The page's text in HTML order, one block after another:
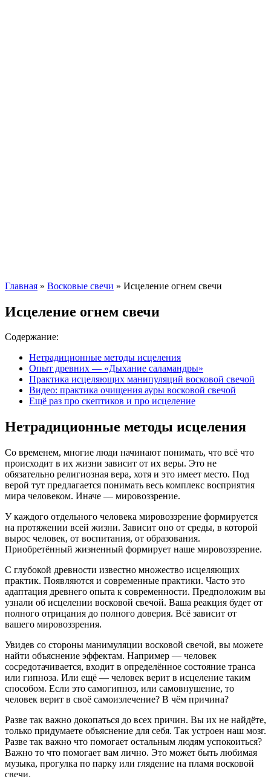
Главная » Восковые свечи » Исцеление огнем свечи
Исцеление огнем свечи
Содержание:
Нетрадиционные методы исцеления
Опыт древних — «Дыхание саламандры»
Практика исцеляющих манипуляций восковой свечой
Видео: практика очищения ауры восковой свечой
Ещё раз про скептиков и про исцеление
Нетрадиционные методы исцеления
Со временем, многие люди начинают понимать, что всё что
происходит в их жизни зависит от их веры. Это не
обязательно религиозная вера, хотя и это имеет место. Под
верой тут предлагается понимать весь комплекс восприятия
мира человеком. Иначе — мировоззрение.
У каждого отдельного человека мировоззрение формируется
на протяжении всей жизни. Зависит оно от среды, в которой
вырос человек, от воспитания, от образования.
Приобретённый жизненный формирует наше мировоззрение.
С глубокой древности известно множество исцеляющих
практик. Появляются и современные практики. Часто это
адаптация древнего опыта к современности. Предположим вы
узнали об исцелении восковой свечой. Ваша реакция будет от
полного отрицания до полного доверия. Всё зависит от
вашего мировоззрения.
Увидев со стороны манимуляции восковой свечой, вы можете
найти объяснение эффектам. Например — человек
сосредотачивается, входит в определённое состояние транса
или гипноза. Или ещё — человек верит в исцеление таким
способом. Если это самогипноз, или самовнушение, то
человек верит в своё самоизлечение? В чём причина?
Разве так важно докопаться до всех причин. Вы их не найдёте,
только придумаете объяснение для себя. Так устроен наш мозг.
Разве так важно что помогает остальным людям успокоиться?
Важно то что помогает вам лично. Это может быть любимая
музыка, прогулка по парку или глядение на пламя восковой
свечи.